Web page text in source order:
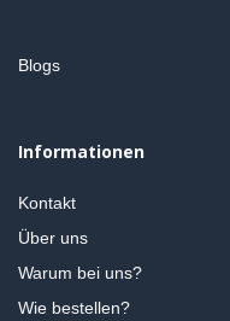
Blogs
Informationen
Kontakt
Über uns
Warum bei uns?
Wie bestellen?